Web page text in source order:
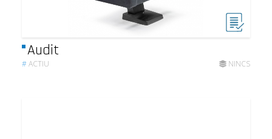
Audit
#ACTIU NINCS